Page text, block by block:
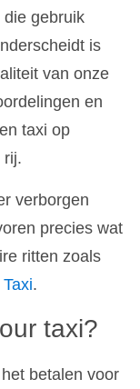
die gebruik
is
van onze
en
taxi op
rij.
verborgen
precies wat
ritten zoals
.
taxi?
betalen voor